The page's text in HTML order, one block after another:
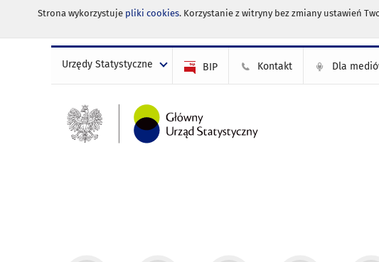
Strona wykorzystuje pliki cookies. Korzystanie z witryny bez zmiany ustawień
Urzędy Statystyczne BIP Kontakt Dla